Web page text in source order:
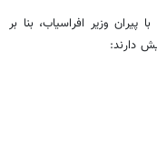
وزیر افراسیاب، بنا بر
دارند: